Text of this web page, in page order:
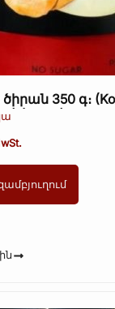
350 գ։
(Kopie)